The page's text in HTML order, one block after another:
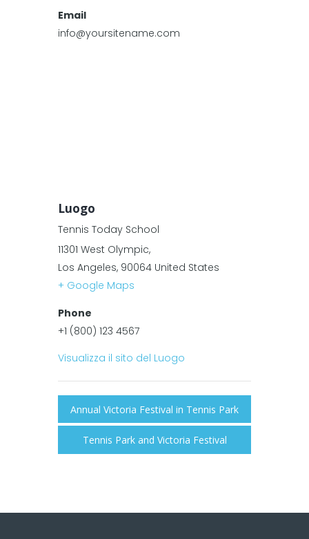
Email
info@yoursitename.com
Luogo
Tennis Today School
11301 West Olympic,
Los Angeles, 90064 United States
+ Google Maps
Phone
+1 (800) 123 4567
Visualizza il sito del Luogo
Annual Victoria Festival in Tennis Park
Tennis Park and Victoria Festival